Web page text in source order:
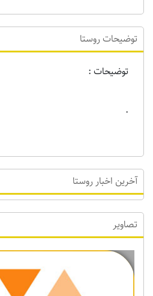
توضیحات روستا
توضیحات :
.
آخرین اخبار روستا
تصاویر